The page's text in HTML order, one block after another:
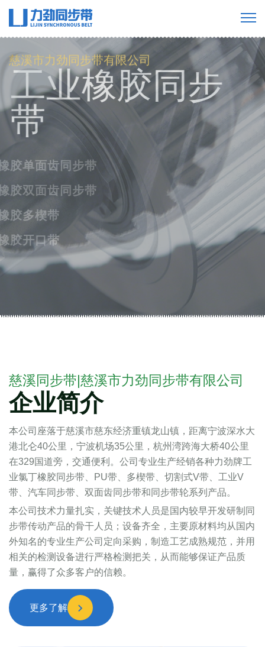
慈溪市力劲同步带有限公司
工业橡胶同步
带
橡胶单面齿同步带
橡胶双面齿同步带
橡胶多楔带
橡胶开口带
了解我们的产品
慈溪同步带|慈溪市力劲同步带有限公司
企业简介
本公司座落于慈溪市慈东经济重镇龙山镇，距离宁波深水大
港北仑40公里，宁波机场35公里，杭州湾跨海大桥40公里
在329国道旁，交通便利。公司专业生产经销各种力劲牌工
业氯丁橡胶同步带、PU带、多楔带、切割式V带、工业V
带、汽车同步带、双面齿同步带和同步带轮系列产品。
本公司技术力量扎实，关键技术人员是国内较早开发研制同
步带传动产品的骨干人员；设备齐全，主要原材料均从国内
外知名的专业生产公司定向采购，制造工艺成熟规范，并用
相关的检测设备进行严格检测把关，从而能够保证产品质
量，赢得了众多客户的信赖。
更多了解